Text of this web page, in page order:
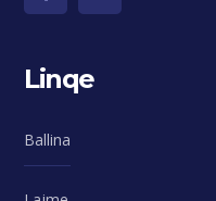
Linqe
Ballina